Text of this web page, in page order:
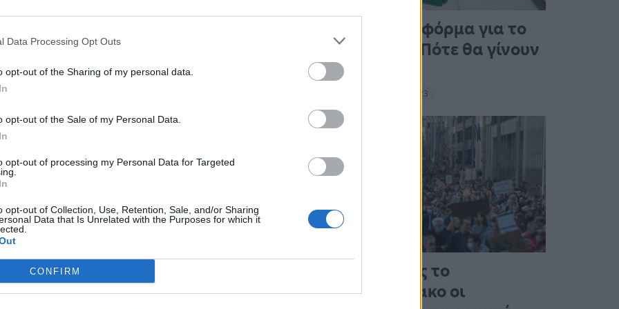
Data Processing Opt Outs
opt-out of the Sharing of my personal data.
opt-out of the Sale of my Personal Data.
opt-out of processing my Personal Data for Targeted
opt-out of Collection, Use, Retention, Sale, and/or Sharing
Data that Is Unrelated with the Purposes for which it
CONFIRM
συμψηφίσει το 35% των περιπτώσεων, που
συμψηφισμό ποσού.
στόχος είναι η πλειονότητα των
ή άλλους φόρους που καταβάλλονται τον
Ιουνίου ή β’ τριμήνου έως το μεσημέρι της
να δουν στις 30 Ιουλίου την οφειλή που
με το ποσό της έκπτωσης 25%.
Άνοιξε η πλατφόρμα για το
Market Pass – Πότε θα γίνουν
οι πληρωμές
15:13 - 15 Σεπτεμβρίου 2023
Στους δρόμους το
Σαββατοκύριακο οι